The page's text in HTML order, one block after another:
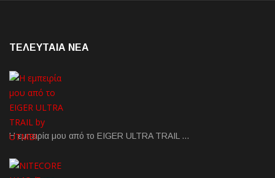
ΤΕΛΕΥΤΑΙΑ NEA
Η εμπειρία μου από το EIGER ULTRA TRAIL …